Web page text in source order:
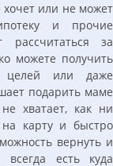
или не может
и прочие
рассчитаться за
можете получить
целей или даже
подарить маме
хватает, как ни
карту и быстро
вернуть и
есть куда